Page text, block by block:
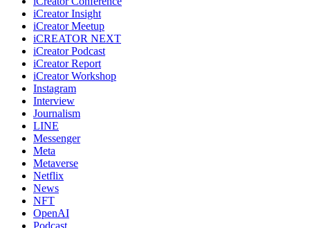
iCreator Insight
iCreator Meetup
iCREATOR NEXT
iCreator Podcast
iCreator Report
iCreator Workshop
Instagram
Interview
Journalism
LINE
Messenger
Meta
Metaverse
Netflix
News
NFT
OpenAI